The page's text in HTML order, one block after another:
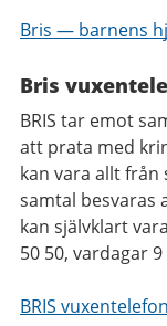
Bris — barnens
Bris
BRIS tar emot
att prata med
kan vara allt från
samtal besvaras
kan självklart
50 50, vardagar 9
BRIS vuxentelefon